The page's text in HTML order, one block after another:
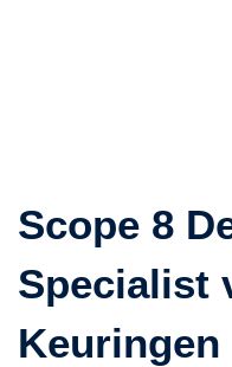
Scope 8
Specialist
Keuringen